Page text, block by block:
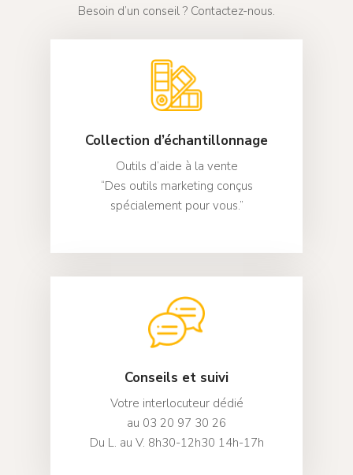
Besoin d’un conseil ? Contactez-nous.
Collection d’échantillonnage
Outils d’aide à la vente
“Des outils marketing conçus
spécialement pour vous.”
Conseils et suivi
Votre interlocuteur dédié
au 03 20 97 30 26
Du L. au V. 8h30-12h30 14h-17h
Fournitures
Toiles/Sangles/
Fournitures
Accessoires
Fournitures Divers
Mercerie
Mousse / Garnissage
Mousse/Bourrelets
Bourrage/
Outillage
Agrafeuse/Agrafes
Rail CS
Autres profilés
Barres déco 29 mm
Stores Bateaux
Manoeuvre cordon
Parois japonaises
Nos tissus
Nos marques de
Notre sélection de
d’éditeurs
Confection sur-
Confections divers
Stores bateaux
Stores sur-
Stores enrouleurs
Enrouleurs sans
À ressort
Stores vénitiens
Vénitiens Bois /
Stores Plissés
Autres
Actualités
Qui sommes nous
SD Bâti